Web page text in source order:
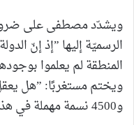
ويشدّد مصطفى على ضرورة
الرسميّة إليها ”إذ إنّ
المنطقة لم يعلموا
و4500 نسمة مهملة في هذا العصر؟“.